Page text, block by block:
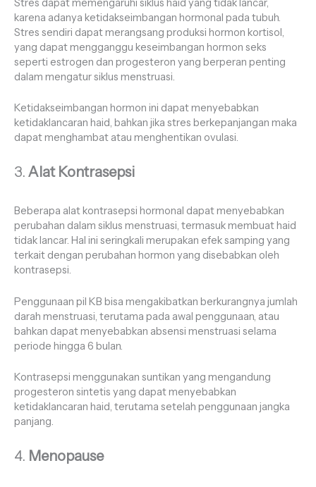
karena adanya ketidakseimbangan hormonal pada tubuh.
Stres sendiri dapat merangsang produksi hormon kortisol,
yang dapat mengganggu keseimbangan hormon seks
seperti estrogen dan progesteron yang berperan penting
dalam mengatur siklus menstruasi.
Ketidakseimbangan hormon ini dapat menyebabkan
ketidaklancaran haid, bahkan jika stres berkepanjangan maka
dapat menghambat atau menghentikan ovulasi.
3. Alat Kontrasepsi
Beberapa alat kontrasepsi hormonal dapat menyebabkan
perubahan dalam siklus menstruasi, termasuk membuat haid
tidak lancar. Hal ini seringkali merupakan efek samping yang
terkait dengan perubahan hormon yang disebabkan oleh
kontrasepsi.
Penggunaan pil KB bisa mengakibatkan berkurangnya jumlah
darah menstruasi, terutama pada awal penggunaan, atau
bahkan dapat menyebabkan absensi menstruasi selama
periode hingga 6 bulan.
Kontrasepsi menggunakan suntikan yang mengandung
progesteron sintetis yang dapat menyebabkan
ketidaklancaran haid, terutama setelah penggunaan jangka
panjang.
4. Menopause